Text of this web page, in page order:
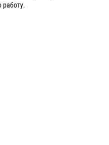
работу.